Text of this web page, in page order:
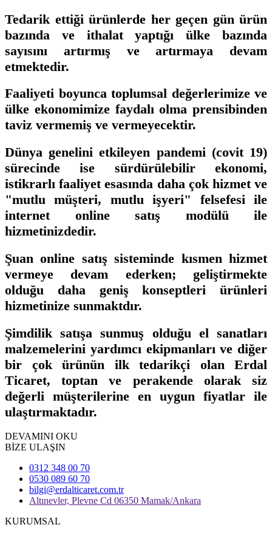
Tedarik ettiği ürünlerde her geçen gün ürün
bazında ve ithalat yaptığı ülke bazında
sayısını artırmış ve artırmaya devam
etmektedir.
Faaliyeti boyunca toplumsal değerlerimize ve
ülke ekonomimize faydalı olma prensibinden
taviz vermemiş ve vermeyecektir.
Dünya genelini etkileyen pandemi (covit 19)
sürecinde ise sürdürülebilir ekonomi,
istikrarlı faaliyet esasında daha çok hizmet ve
"mutlu müşteri, mutlu işyeri" felsefesi ile
internet online satış modülü ile
hizmetinizdedir.
Şuan online satış sisteminde kısmen hizmet
vermeye devam ederken; geliştirmekte
olduğu daha geniş konseptleri ürünleri
hizmetinize sunmaktdır.
Şimdilik satışa sunmuş olduğu el sanatları
malzemelerini yardımcı ekipmanları ve diğer
bir çok ürünün ilk tedarikçi olan Erdal
Ticaret, toptan ve perakende olarak siz
değerli müşterilerine en uygun fiyatlar ile
ulaştırmaktadır.
DEVAMINI OKU
BİZE ULAŞIN
0312 348 00 70
0530 089 60 70
bilgi@erdalticaret.com.tr
Altınevler, Plevne Cd 06350 Mamak/Ankara
KURUMSAL